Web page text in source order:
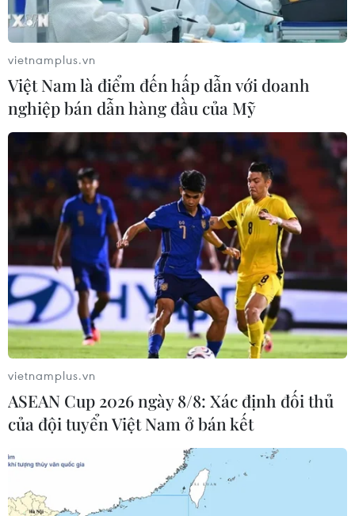
TIN LIÊN QUAN
Vụ án Huyền Như: Tòa trả hồ sơ, yêu cầu
điều tra bổ sung
04/07/2017 07:52
Khi năm công ty mở tài khoản tại Vietinbank và chuyển
vào tổng số hơn 1.000 tỷ đồng, Huyền Như đã lợi dụng
chức vụ quyền hạn, chuyển toàn bộ số tiền này ra khỏi
vietnamplus.vn
Việt Nam là điểm đến hấp dẫn với doanh
nghiệp bán dẫn hàng đầu của Mỹ
vietnamplus.vn
ASEAN Cup 2026 ngày 8/8: Xác định đối thủ
của đội tuyển Việt Nam ở bán kết